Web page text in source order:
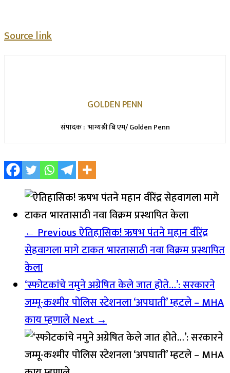
Source link
GOLDEN PENN
संपादक : भाग्यश्री बि एम/ Golden Penn
← Previousऐतिहासिक! ऋषभ पंतने महान वीरेंद्र
सेहवागला मागे टाकत भारतासाठी नवा विक्रम प्रस्थापित
केला
‘स्फोटकांचे नमुने अग्रेषित केले जात होते…’: सरकारने
जम्मू-कश्मीर पोलिस स्टेशनला ‘अपघाती’ म्हटले – MHA
काय म्हणालेNext →